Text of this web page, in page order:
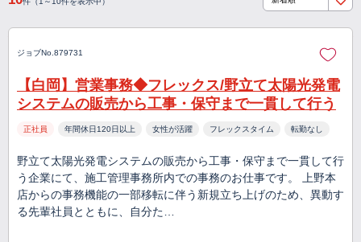
ジョブNo.879731
【白岡】営業事務◆フレックス/野立て太陽光発電
システムの販売から工事・保守まで一貫して行う
正社員 年間休日120日以上 女性が活躍 フレックスタイム 転勤なし
野立て太陽光発電システムの販売から工事・保守まで一貫して行
う企業にて、施工管理事務所内での事務のお仕事です。 上野本
店からの事務機能の一部移転に伴う新規立ち上げのため、異動す
る先輩社員とともに、自分た…